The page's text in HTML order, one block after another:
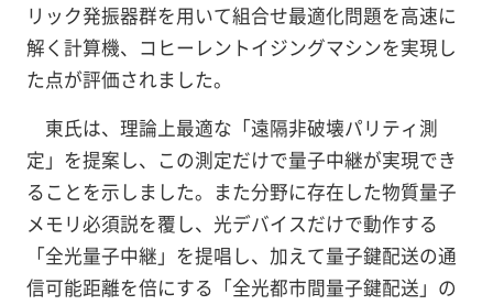
リック発振器群を用いて組合せ最適化問題を高速に
解く計算機、コヒーレントイジングマシンを実現し
た点が評価されました。
東氏は、理論上最適な「遠隔非破壊パリティ測
定」を提案し、この測定だけで量子中継が実現でき
ることを示しました。また分野に存在した物質量子
メモリ必須説を覆し、光デバイスだけで動作する
「全光量子中継」を提唱し、加えて量子鍵配送の通
信可能距離を倍にする「全光都市間量子鍵配送」の